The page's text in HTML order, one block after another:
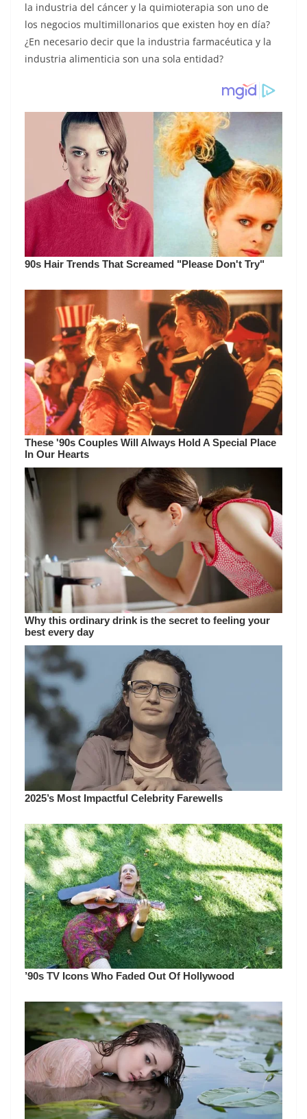
la industria del cáncer y la quimioterapia son uno de
los negocios multimillonarios que existen hoy en día?
¿En necesario decir que la industria farmacéutica y la
industria alimenticia son una sola entidad?